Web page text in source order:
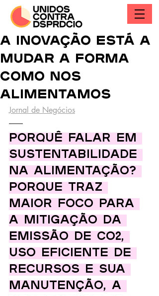
A inovação está a
mudar a forma
como nos
alimentamos
Jornal de Negócios
Porquê falar em
sustentabilidade
na alimentação?
Porque traz
maior foco para
a mitigação da
emissão de CO2,
uso eficiente de
recursos e sua
manutenção, a